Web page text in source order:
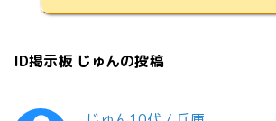
ID掲示板 じゅんの投稿